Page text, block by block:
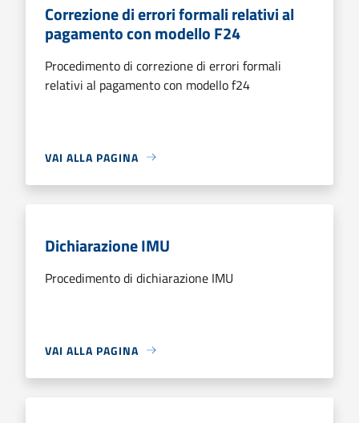
Correzione di errori formali relativi al
pagamento con modello F24
Procedimento di correzione di errori formali
relativi al pagamento con modello f24
VAI ALLA PAGINA
Dichiarazione IMU
Procedimento di dichiarazione IMU
VAI ALLA PAGINA